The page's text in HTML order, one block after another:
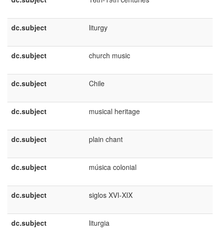
dc.subject liturgy
dc.subject church music
dc.subject Chile
dc.subject musical heritage
dc.subject plain chant
dc.subject música colonial
dc.subject siglos XVI-XIX
dc.subject liturgia